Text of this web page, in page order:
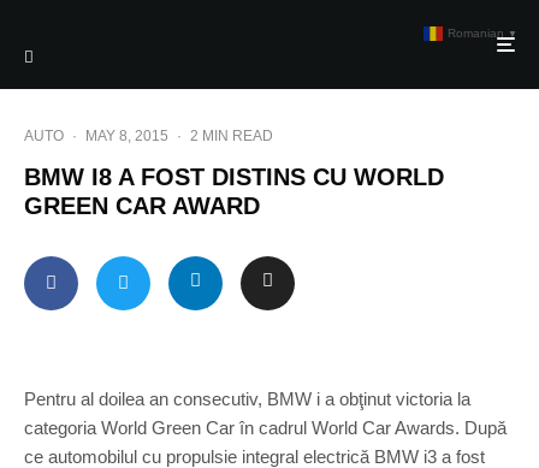
AUTO · MAY 8, 2015 · 2 MIN READ
BMW I8 A FOST DISTINS CU WORLD
GREEN CAR AWARD
Pentru al doilea an consecutiv, BMW i a obţinut victoria la
categoria World Green Car în cadrul World Car Awards. După
ce automobilul cu propulsie integral electrică BMW i3 a fost
Romanian ▼